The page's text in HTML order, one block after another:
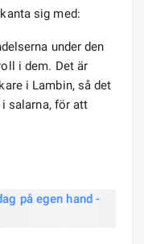
sig med:
under den
i dem. Det är
i Lambin, så det
salarna, för att